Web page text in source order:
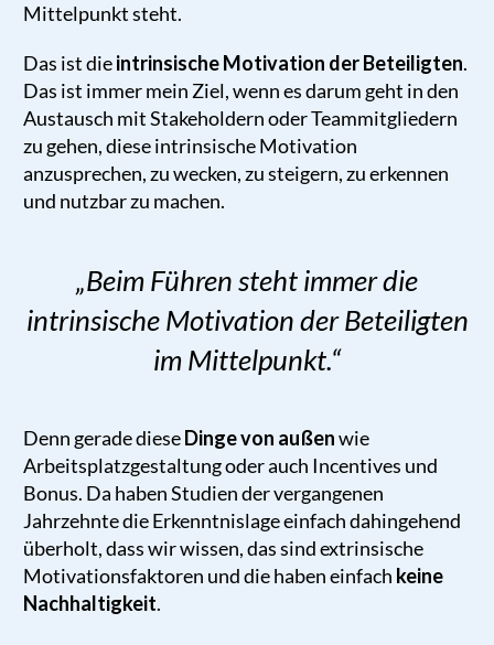
Mittelpunkt steht.
Das ist dieintrinsische Motivation der Beteiligten.
Das ist immer mein Ziel, wenn es darum geht in den
Austausch mit Stakeholdern oder Teammitgliedern
zu gehen, diese intrinsische Motivation
anzusprechen, zu wecken, zu steigern, zu erkennen
und nutzbar zu machen.
„Beim Führen steht immer die
intrinsische Motivation der Beteiligten
im Mittelpunkt.“
Denn gerade dieseDinge von außenwie
Arbeitsplatzgestaltung oder auch Incentives und
Bonus. Da haben Studien der vergangenen
Jahrzehnte die Erkenntnislage einfach dahingehend
überholt, dass wir wissen, das sind extrinsische
Motivationsfaktoren und die haben einfach keine
Nachhaltigkeit.